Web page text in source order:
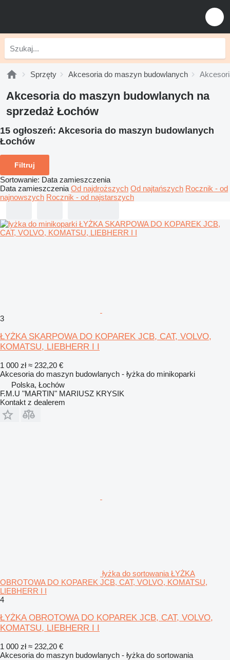
Sprzęty Akcesoria do maszyn budowlanych
Akcesoria do maszyn budowlanych na
sprzedaż Łochów
15 ogłoszeń: Akcesoria do maszyn budowlanych
Łochów
Filtruj
Sortowanie: Data zamieszczenia
Data zamieszczenia Od najdroższych Od najtańszych Rocznik - od
najnowszych Rocznik - od najstarszych
3
ŁYŻKA SKARPOWA DO KOPAREK JCB, CAT, VOLVO,
KOMATSU, LIEBHERR I I
1 000 zł ≈ 232,20 €
Akcesoria do maszyn budowlanych - łyżka do minikoparki
Polska, Łochów
F.M.U "MARTIN" MARIUSZ KRYSIK
Kontakt z dealerem
łyżka do sortowania ŁYŻKA
OBROTOWA DO KOPAREK JCB, CAT, VOLVO, KOMATSU,
LIEBHERR I I
4
ŁYŻKA OBROTOWA DO KOPAREK JCB, CAT, VOLVO,
KOMATSU, LIEBHERR I I
1 000 zł ≈ 232,20 €
Akcesoria do maszyn budowlanych - łyżka do sortowania